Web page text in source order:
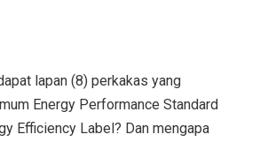
lapan (8) perkakas yang
Energy Performance Standard
Efficiency Label? Dan mengapa